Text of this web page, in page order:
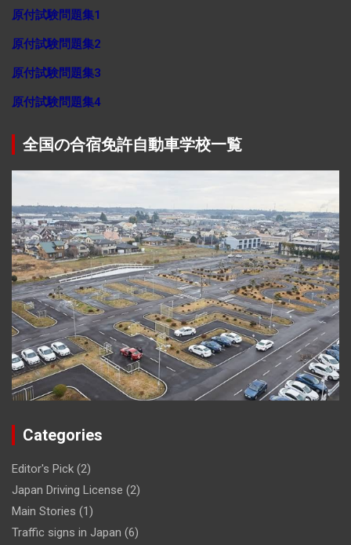
原付試験問題集1
原付試験問題集2
原付試験問題集3
原付試験問題集4
全国の合宿免許自動車学校一覧
Categories
Editor's Pick (2)
Japan Driving License (2)
Main Stories (1)
Traffic signs in Japan (6)